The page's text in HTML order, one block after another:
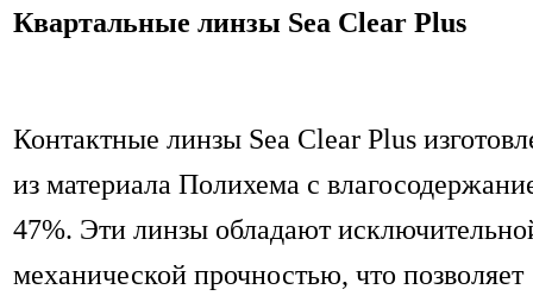
Квартальные линзы Sea Clear Plus
Контактные линзы Sea Clear Plus
из материала Полихема с
47%. Эти линзы обладают
механической прочностью, что позволяет